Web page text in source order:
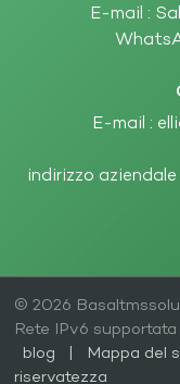
E-mail :
E-mail :
indirizzo
© 2026
Rete IPv6 supportata
blog
| Mappa del
riservatezza